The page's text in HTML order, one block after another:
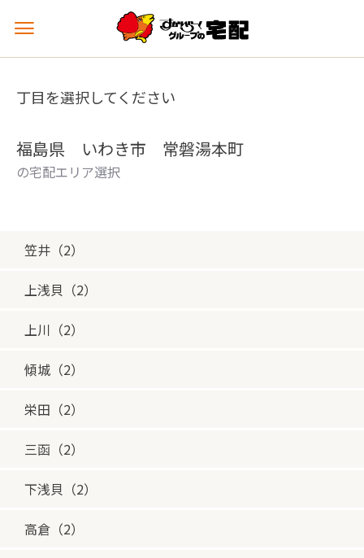
メ
ュ
を
丁目を選択してください
福島県 いわき市 常磐湯本町
の宅配エリア選択
笠井（2）
上浅貝（2）
上川（2）
傾城（2）
栄田（2）
三函（2）
下浅貝（2）
高倉（2）